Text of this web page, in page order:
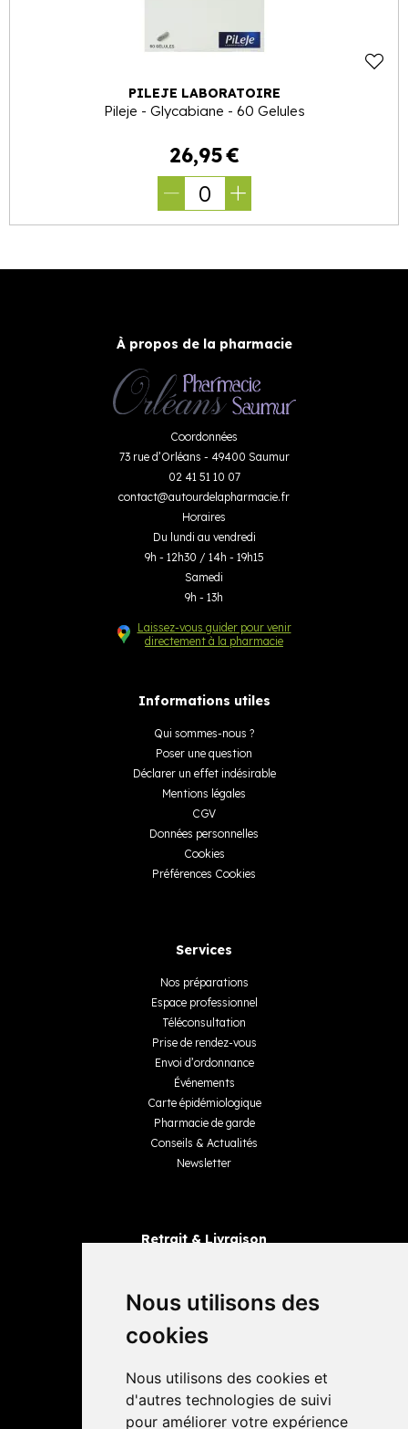
Nous utilisons des
cookies
Nous utilisons des cookies et
d'autres technologies de suivi
pour améliorer votre expérience
PILEJE LABORATOIRE
Pileje - Glycabiane - 60 Gelules
26,95€
0
À propos de la pharmacie
Coordonnées
73 rue d’Orléans - 49400 Saumur
02 41 51 10 07
contact@autourdelapharmacie.fr
Horaires
Du lundi au vendredi
9h - 12h30 / 14h - 19h15
Samedi
9h - 13h
Laissez-vous guider pour venir
directement à la pharmacie
Informations utiles
Qui sommes-nous ?
Poser une question
Déclarer un effet indésirable
Mentions légales
CGV
Données personnelles
Cookies
Préférences Cookies
Services
Nos préparations
Espace professionnel
Téléconsultation
Prise de rendez-vous
Envoi d’ordonnance
Événements
Carte épidémiologique
Pharmacie de garde
Conseils & Actualités
Newsletter
Retrait & Livraison
Livraisons
4,4 / 5 65 avis